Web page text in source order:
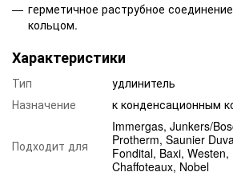
герметичное раструбное
кольцом.
Характеристики
Тип
удлинитель
Назначение
к конденсационным
Подходит для
Immergas, Junkers/
Protherm, Saunier
Fondital, Baxi,
Chaffoteaux, Nobel